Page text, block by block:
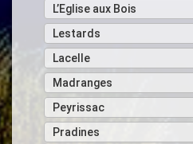
L’Eglise aux Bois
Lestards
Lacelle
Madranges
Peyrissac
Pradines